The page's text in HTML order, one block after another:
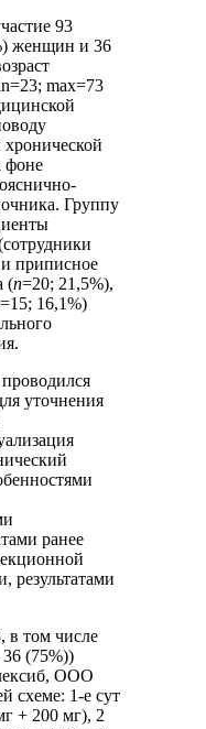
93
женщин и 36
max=73
фоне
Группу
приписное
(n=20; 21,5%),
=15; 16,1%)
уточнения
ранее
результатами
в том числе
(75%))
ООО
схеме: 1-е сут
+ 200 мг), 2